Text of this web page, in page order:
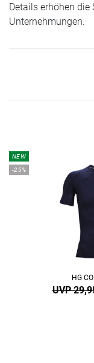
Details erhöhen
Unternehmungen.
NEW
-25%
HG
UVP